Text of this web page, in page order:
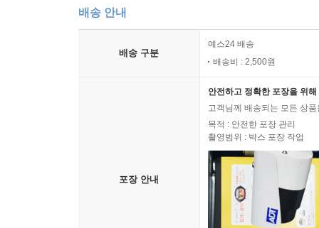
배송 안내
배송 구분
예스24 배송
배송비 : 2,500원
포장 안내
안전하고 정확한 포장을 위
고객님께 배송되는 모든 상
목적 : 안전한 포장 관리
촬영범위 : 박스 포장 작업